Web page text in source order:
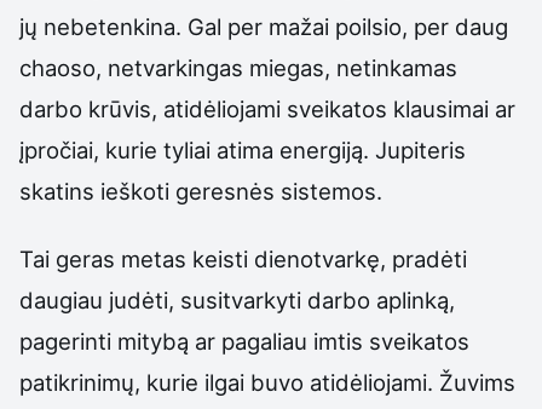
jų nebetenkina. Gal per mažai poilsio, per daug
chaoso, netvarkingas miegas, netinkamas
darbo krūvis, atidėliojami sveikatos klausimai ar
įpročiai, kurie tyliai atima energiją. Jupiteris
skatins ieškoti geresnės sistemos.
Tai geras metas keisti dienotvarkę, pradėti
daugiau judėti, susitvarkyti darbo aplinką,
pagerinti mitybą ar pagaliau imtis sveikatos
patikrinimų, kurie ilgai buvo atidėliojami. Žuvims